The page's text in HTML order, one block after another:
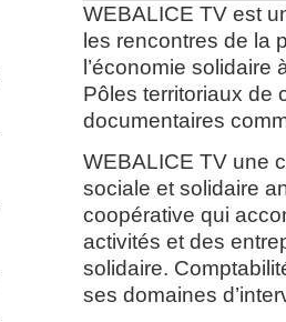
WEBALICE TV est
les rencontres de la
l’économie solidaire
Pôles territoriaux de
documentaires
WEBALICE TV une
sociale et solidaire
coopérative qui
activités et des
solidaire.
ses domaines